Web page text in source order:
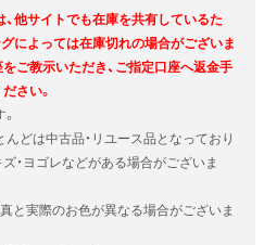
他サイトでも在庫を共有しているた
によっては在庫切れの場合がございま
ご教示いただき、ご指定口座へ返金手
さい。
どは中古品・リユース品となっており
・ヨゴレなどがある場合がございま
と実際のお色が異なる場合がございま